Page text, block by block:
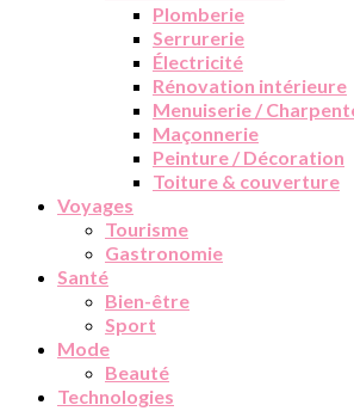
Plomberie
Serrurerie
Électricité
Rénovation intérieure
Menuiserie /
Maçonnerie
Peinture / Décoration
Toiture & couverture
Voyages
Tourisme
Gastronomie
Santé
Bien-être
Sport
Mode
Beauté
Technologies